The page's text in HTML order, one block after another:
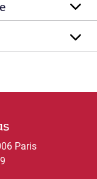
Paris